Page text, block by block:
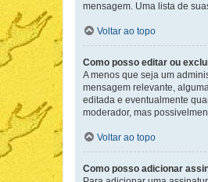
mensagem. Uma lista de
Voltar ao topo
Como posso editar ou
A menos que seja um
mensagem relevante,
editada e eventualmente
moderador, mas
Voltar ao topo
Como posso adicionar